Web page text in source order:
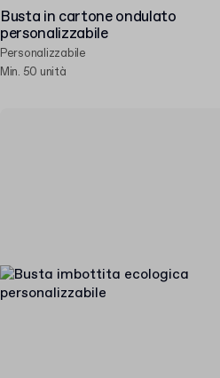
Busta in cartone ondulato
personalizzabile
Personalizzabile
Min. 50 unità